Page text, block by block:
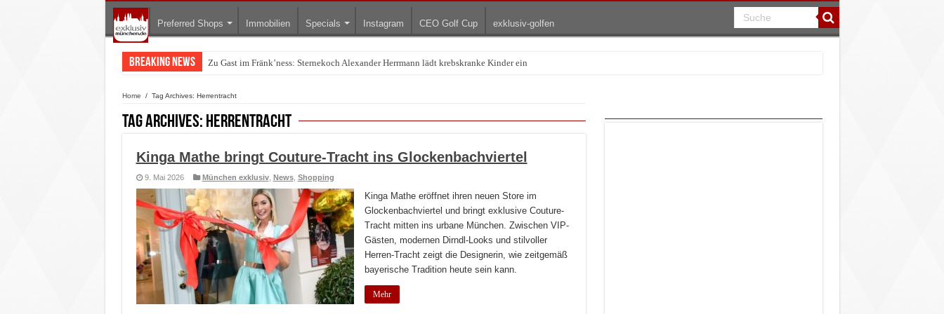
Preferred Shops Immobilien Specials Instagram CEO Golf Cup exklusiv-golfen
Breaking News Zu Gast im Fränk’ness: Sternekoch Alexander Herrmann lädt krebskranke Kinder ein
Warum München gerade zum Treffpunkt der Lingerie-Branche wurde
Home / Tag Archives: Herrentracht
Tag Archives: Herrentracht
Kinga Mathe bringt Couture-Tracht ins Glockenbachviertel
9. Mai 2026 München exklusiv, News, Shopping
Kinga Mathe eröffnet ihren neuen Store im
Glockenbachviertel und bringt exklusive Couture-
Tracht mitten ins urbane München. Zwischen VIP-
Gästen, modernen Dirndl-Looks und stilvoller
Herren-Tracht zeigt die Designerin, wie zeitgemäß
bayerische Tradition heute sein kann.
Mehr